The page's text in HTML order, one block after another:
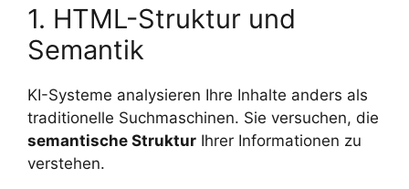
1. HTML-Struktur und
Semantik
KI-Systeme analysieren Ihre Inhalte anders als
traditionelle Suchmaschinen. Sie versuchen, die
semantische Struktur Ihrer Informationen zu
verstehen.